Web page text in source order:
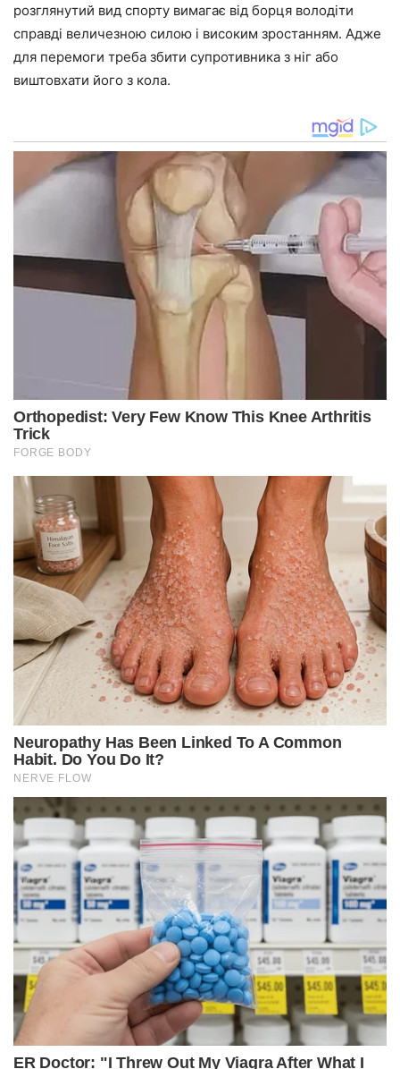
розглянутий вид спорту вимагає від борця володіти
справді величезною силою і високим зростанням. Адже
для перемоги треба збити супротивника з ніг або
виштовхати його з кола.